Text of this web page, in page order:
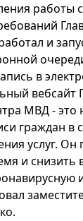
работы
и
в
вебсайт
МВД - это
граждан в
услуг. Он
и снизить